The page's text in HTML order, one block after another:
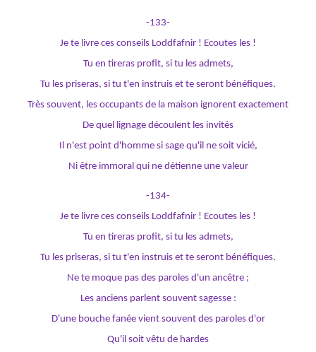
-133-
Je te livre ces conseils Loddfafnir ! Ecoutes les !
Tu en tireras profit, si tu les admets,
Tu les priseras, si tu t'en instruis et te seront bénéfiques.
Très souvent, les occupants de la maison ignorent exactement
De quel lignage découlent les invités
Il n'est point d'homme si sage qu'il ne soit vicié,
Ni être immoral qui ne détienne une valeur
-134-
Je te livre ces conseils Loddfafnir ! Ecoutes les !
Tu en tireras profit, si tu les admets,
Tu les priseras, si tu t'en instruis et te seront bénéfiques.
Ne te moque pas des paroles d'un ancêtre ;
Les anciens parlent souvent sagesse :
D'une bouche fanée vient souvent des paroles d'or
Qu'il soit vêtu de hardes